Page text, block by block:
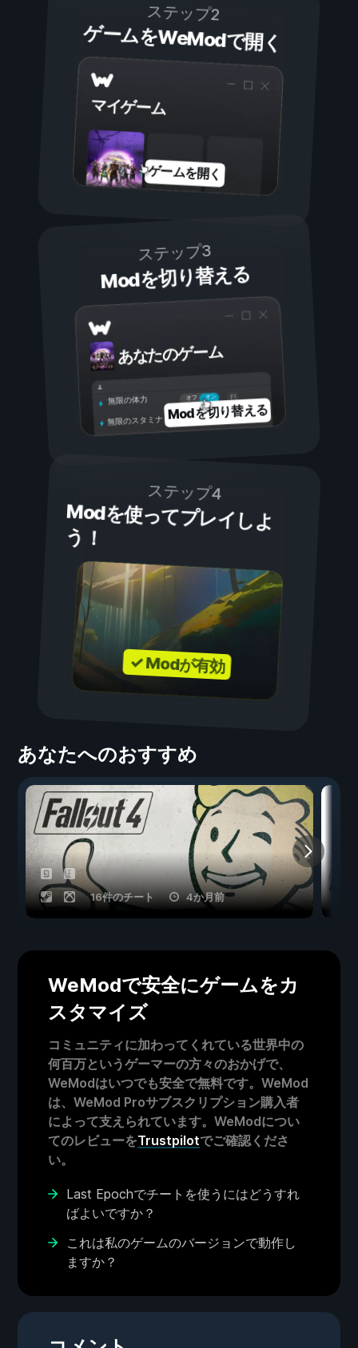
ステップ2
ゲームをWeModで開く
マイゲーム
ゲームを開く
ステップ3
Modを切り替える
あなたのゲーム
オン
オフ
無限の体力
無限のスタミナ Modを切り替える
ステップ4
Modを使ってプレイしよ
う！
✓ Modが有効
あなたへのおすすめ
16件のチート 4か月前
WeModで安全にゲームをカ
スタマイズ
コミュニティに加わってくれている世界中の
何百万というゲーマーの方々のおかげで、
WeModはいつでも安全で無料です。WeMod
は、WeMod Proサブスクリプション購入者
によって支えられています。WeModについ
てのレビューをTrustpilotでご確認くださ
い。
Last Epochでチートを使うにはどうすれ
ばよいですか？
これは私のゲームのバージョンで動作し
ますか？